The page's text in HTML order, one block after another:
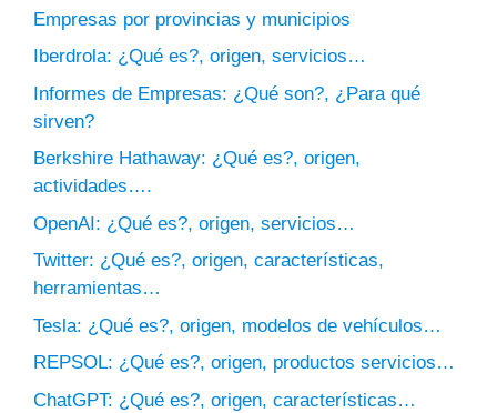
Empresas por provincias y municipios
Iberdrola: ¿Qué es?, origen, servicios…
Informes de Empresas: ¿Qué son?, ¿Para qué
sirven?
Berkshire Hathaway: ¿Qué es?, origen,
actividades….
OpenAI: ¿Qué es?, origen, servicios…
Twitter: ¿Qué es?, origen, características,
herramientas…
Tesla: ¿Qué es?, origen, modelos de vehículos…
REPSOL: ¿Qué es?, origen, productos servicios…
ChatGPT: ¿Qué es?, origen, características…